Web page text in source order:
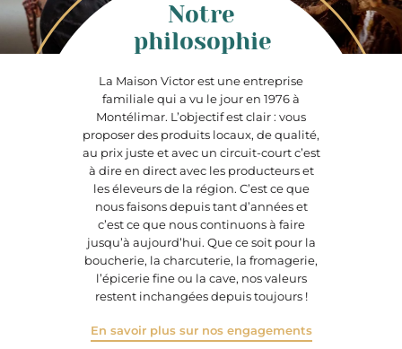
La Maison Victor est une entreprise
familiale qui a vu le jour en 1976 à
Montélimar. L’objectif est clair : vous
proposer des produits locaux, de qualité,
au prix juste et avec un circuit-court c’est
à dire en direct avec les producteurs et
les éleveurs de la région. C’est ce que
nous faisons depuis tant d’années et
c’est ce que nous continuons à faire
jusqu’à aujourd’hui. Que ce soit pour la
boucherie, la charcuterie, la fromagerie,
l’épicerie fine ou la cave, nos valeurs
restent inchangées depuis toujours !
En savoir plus sur nos engagements
Notre
philosophie